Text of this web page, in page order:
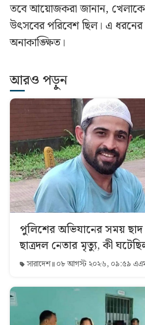
তবে আয়োজকরা জানান,
উৎসবের পরিবেশ ছিল। এ ধরনের
অনাকাঙ্ক্ষিত।
আরও পড়ুন
পুলিশের অভিযানের সময়
ছাত্রদল নেতার মৃত্যু, কী
সারাদেশ ০৮ আগস্ট ২০২৬, ০৯:৫৯